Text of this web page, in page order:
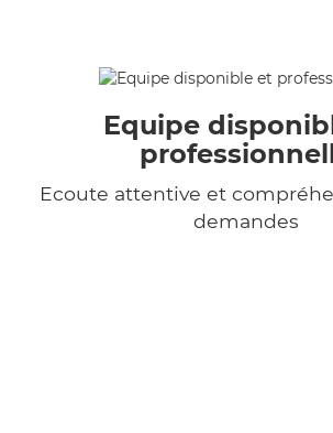
Equipe
Ecoute attentive et
demandes